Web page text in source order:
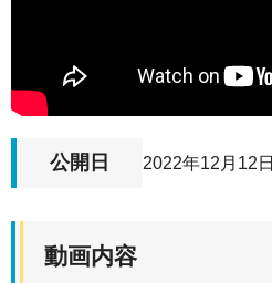
公開日 2022年12月12日
動画内容